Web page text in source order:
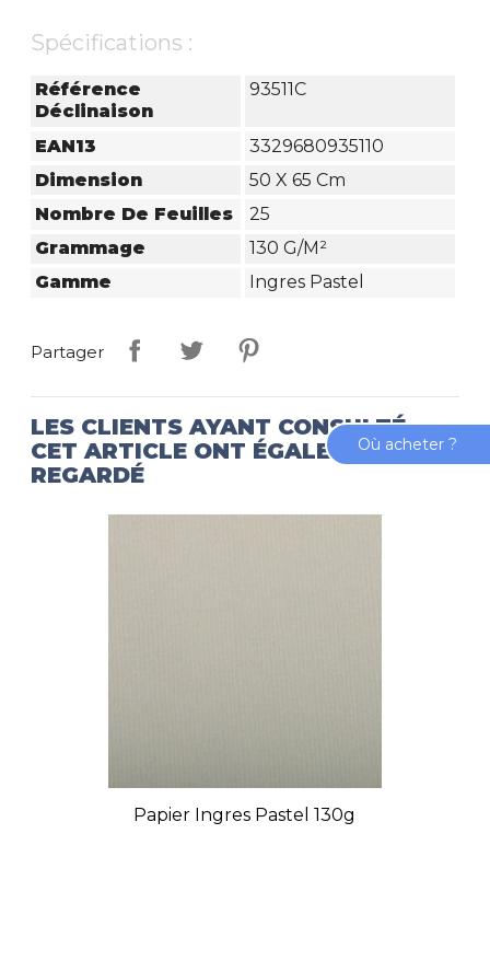
Spécifications :
Référence
Déclinaison
93511C
EAN13
3329680935110
Dimension
50 X 65 Cm
Nombre De Feuilles
25
Grammage
130 G/m²
Gamme
Ingres Pastel
Partager
LES CLIENTS AYANT CONSULTÉ
CET ARTICLE ONT ÉGALEMENT
REGARDÉ
Papier Ingres Pastel 130g
Où acheter ?